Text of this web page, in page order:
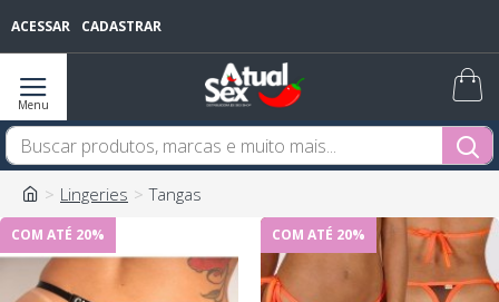
ACESSAR CADASTRAR
Lingeries Tangas
COM ATÉ 20% COM ATÉ 20%